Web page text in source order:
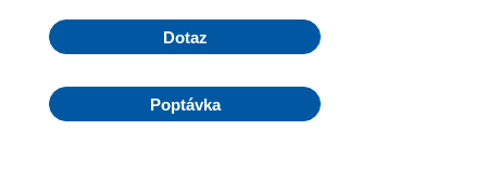
Dotaz
Poptávka